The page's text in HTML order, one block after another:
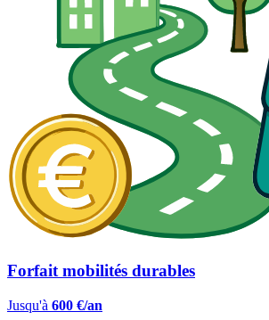
Forfait mobilités durables
Jusqu'à 600 €/an